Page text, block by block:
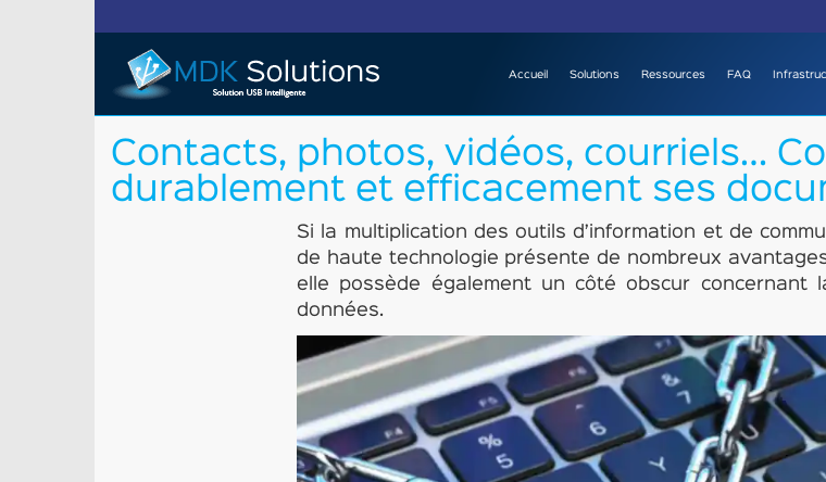
Accueil Solutions Ressources FAQ
Contacts, photos, vidéos, courriels…
durablement et efficacement ses
Si la multiplication des outils d’information et de
de haute technologie présente de nombreux
elle possède également un côté obscur concernant
données.